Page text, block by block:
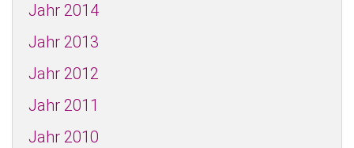
Jahr 2014
Jahr 2013
Jahr 2012
Jahr 2011
Jahr 2010